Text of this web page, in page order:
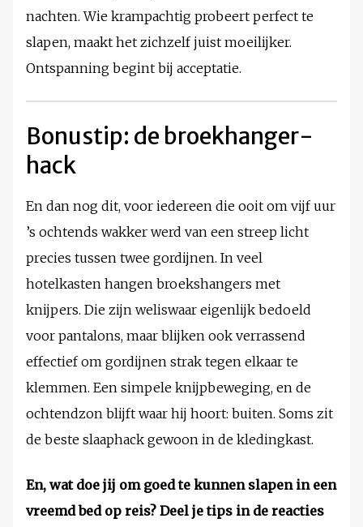
nachten. Wie krampachtig probeert perfect te
slapen, maakt het zichzelf juist moeilijker.
Ontspanning begint bij acceptatie.
Bonustip: de broekhanger-
hack
En dan nog dit, voor iedereen die ooit om vijf uur
’s ochtends wakker werd van een streep licht
precies tussen twee gordijnen. In veel
hotelkasten hangen broekshangers met
knijpers. Die zijn weliswaar eigenlijk bedoeld
voor pantalons, maar blijken ook verrassend
effectief om gordijnen strak tegen elkaar te
klemmen. Een simpele knijpbeweging, en de
ochtendzon blijft waar hij hoort: buiten. Soms zit
de beste slaaphack gewoon in de kledingkast.
En, wat doe jij om goed te kunnen slapen in een
vreemd bed op reis? Deel je tips in de reacties